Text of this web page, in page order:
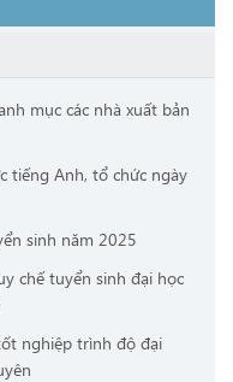
mục các nhà xuất bản
tiếng Anh, tổ chức ngày
sinh năm 2025
chế tuyển sinh đại học
nghiệp trình độ đại